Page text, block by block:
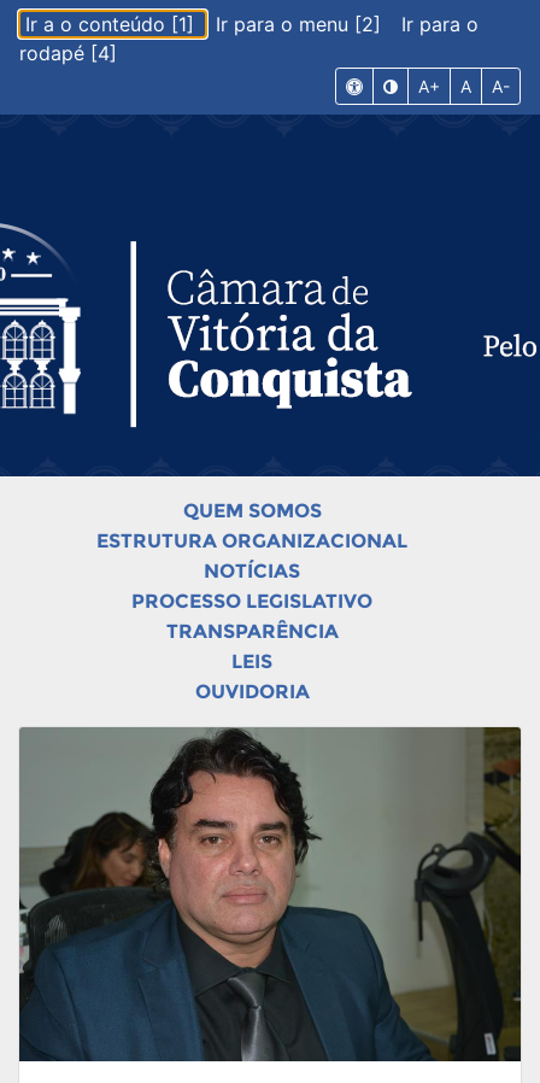
Ir a o conteúdo [1] Ir para o menu [2]
Ir para o
rodapé [4]
A+ A A-
QUEM SOMOS
ESTRUTURA ORGANIZACIONAL
NOTÍCIAS
PROCESSO LEGISLATIVO
TRANSPARÊNCIA
LEIS
OUVIDORIA